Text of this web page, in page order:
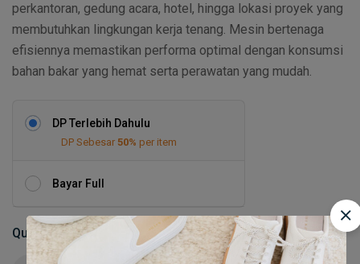
perkantoran, gedung acara, hotel, hingga lokasi proyek yang
membutuhkan lingkungan kerja tenang. Mesin bertenaga
efisiennya memastikan performa optimal dengan konsumsi
bahan bakar yang hemat serta perawatan yang mudah.
DP Terlebih Dahulu
DP Sebesar 50% per item
Bayar Full
Quantity